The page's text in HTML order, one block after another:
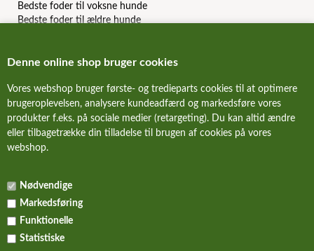
Denne online shop bruger cookies
Vores webshop bruger første- og tredieparts cookies til at optimere
brugeroplevelsen, analysere kundeadfærd og markedsføre vores
produkter f.eks. på sociale medier (retargeting). Du kan altid ændre
eller tilbagetrække din tilladelse til brugen af cookies på vores
webshop.
Nødvendige
Markedsføring
Funktionelle
Statistiske
Bedste foder til voksne hunde
Bedste foder til ældre hunde
Bedste slanke hundefoder
Billigste hundefoder mærker
Bedste billige hundefoder
Hundefoder anmeldelser & reviews
NYHEDER
ALLE TILBUD
KURV